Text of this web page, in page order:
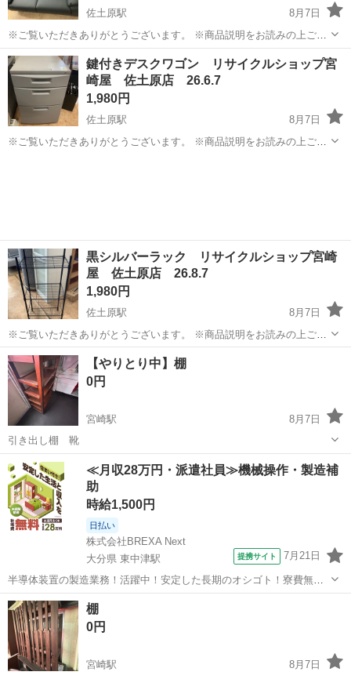
佐土原駅
8月7日
※ご覧いただきありがとうございます。 ※商品説明をお読みの上ご納
得の上でご購入お願い致します。 商品名：2人掛けソファ 状態： 中
古品 美品 ※現物ご確認の上ご判断ください。 ※お値下げはご遠
慮...
宮崎 宮崎市 佐土原駅 ソファ 場所
鍵付きデスクワゴン リサイクルショップ宮
崎屋 佐土原店 26.6.7
1,980円
佐土原駅
8月7日
※ご覧いただきありがとうございます。 ※商品説明をお読みの上ご納
黒シルバーラック リサイクルショップ宮崎
屋 佐土原店 26.8.7
1,980円
佐土原駅
8月7日
※ご覧いただきありがとうございます。 ※商品説明をお読みの上ご納
得の上でご購入お願い致します 商品名：黒シルバーラック 状態： 中
古 サイズ 幅 44 奥行 28.5 高さ 97 ※現...
宮崎 宮崎市 佐土原駅 収納家具
【やりとり中】棚
0円
宮崎駅
8月7日
引き出し棚 靴
宮崎 宮崎市 宮崎駅 収納家具
≪月収28万円・派遣社員≫機械操作・製造補
助
時給1,500円
日払い
株式会社BREXA Next
大分県 東中津駅
提携サイト 7月21日
半導体装置の製造業務！活躍中！安定した長期のオシゴト！寮費無料
★赴任旅費会社負担◎20代～40代の男性活躍中★未経験活躍中！高時
給1,500円！《大分県中津市》 人気の工場のお仕事 ◇半導体装置内部
のシート製造◇ ＊クリー...
大分 中津市
棚
0円
宮崎駅
8月7日